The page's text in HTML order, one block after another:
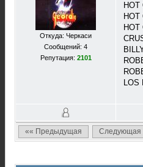
Откуда: Черкаси
Сообщений: 4
Репутация: 2101
HOT
HOT
HOT
LOS
«« Предыдущая Следующая